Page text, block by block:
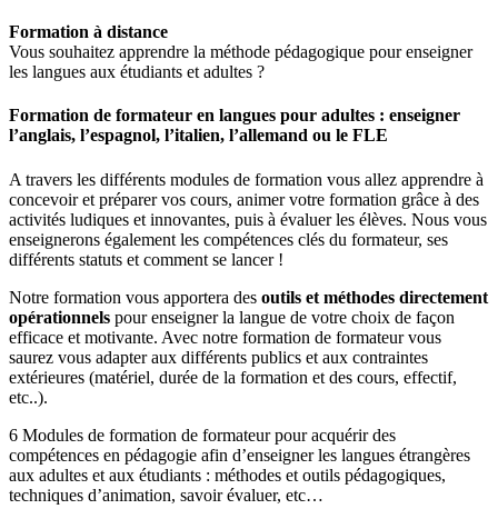
Formation à distance
Vous souhaitez apprendre la méthode pédagogique pour enseigner
les langues aux étudiants et adultes ?
Formation de formateur en langues pour adultes : enseigner
l’anglais, l’espagnol, l’italien, l’allemand ou le FLE
A travers les différents modules de formation vous allez apprendre à
concevoir et préparer vos cours, animer votre formation grâce à des
activités ludiques et innovantes, puis à évaluer les élèves. Nous vous
enseignerons également les compétences clés du formateur, ses
différents statuts et comment se lancer !
Notre formation vous apportera des outils et méthodes directement
opérationnels pour enseigner la langue de votre choix de façon
efficace et motivante. Avec notre formation de formateur vous
saurez vous adapter aux différents publics et aux contraintes
extérieures (matériel, durée de la formation et des cours, effectif,
etc..).
6 Modules de formation de formateur pour acquérir des
compétences en pédagogie afin d’enseigner les langues étrangères
aux adultes et aux étudiants : méthodes et outils pédagogiques,
techniques d’animation, savoir évaluer, etc…